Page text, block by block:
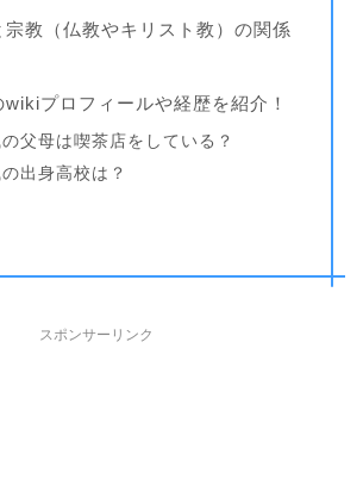
宗教（仏教やキリスト教）の関係
wikiプロフィールや経歴を紹介！
父母は喫茶店をしている？
出身高校は？
スポンサーリンク